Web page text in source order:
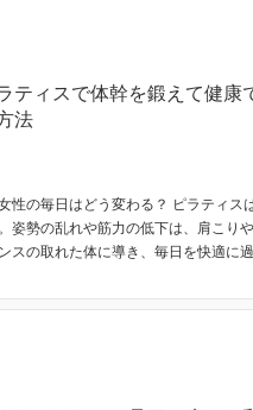
ティスで体幹を鍛えて健康
法
性の毎日はどう変わる？ ピラティス
姿勢の乱れや筋力の低下は、肩こり
スの取れた体に導き、毎日を快適に